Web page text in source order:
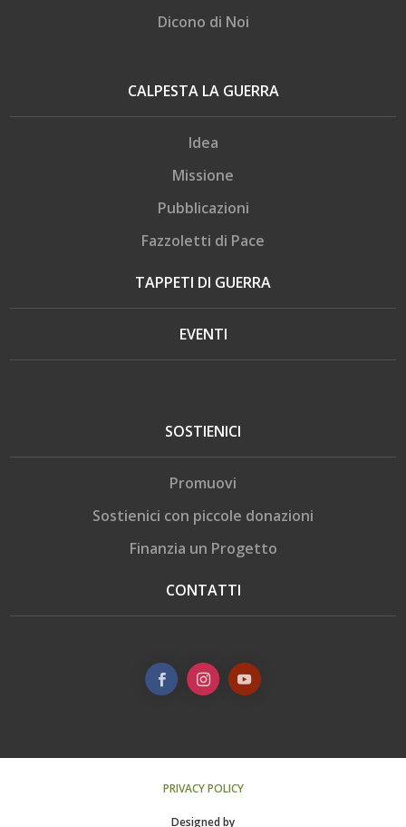
Dicono di Noi
CALPESTA LA GUERRA
Idea
Missione
Pubblicazioni
Fazzoletti di Pace
TAPPETI DI GUERRA
EVENTI
SOSTIENICI
Promuovi
Sostienici con piccole donazioni
Finanzia un Progetto
CONTATTI
PRIVACY POLICY
Designed by